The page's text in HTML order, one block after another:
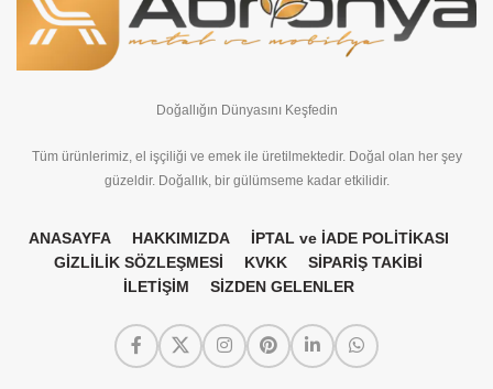
Doğallığın Dünyasını Keşfedin
Tüm ürünlerimiz, el işçiliği ve emek ile üretilmektedir. Doğal olan her şey
güzeldir. Doğallık, bir gülümseme kadar etkilidir.
ANASAYFA HAKKIMIZDA
İPTAL ve İADE POLİTİKASI
GİZLİLİK SÖZLEŞMESİ
KVKK
SİPARİŞ TAKİBİ
İLETİŞİM
SİZDEN GELENLER